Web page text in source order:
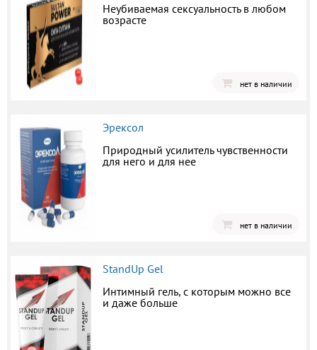
Неубиваемая сексуальность в любом
возрасте
нет в наличии
Эрексол
Природный усилитель чувственности
для него и для нее
нет в наличии
StandUp Gel
Интимный гель, с которым можно все
и даже больше